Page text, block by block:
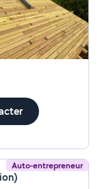
Auto-entrepreneur